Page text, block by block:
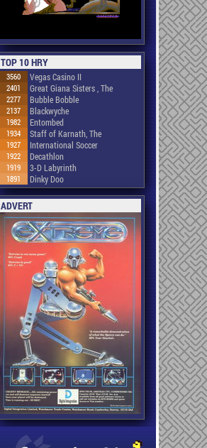
TOP 10 HRY
3560 Vegas Casino II
2401 Great Giana Sisters , The
2277 Bubble Bobble
2137 Blackwyche
1982 Entombed
1934 Staff of Karnath, The
1927 International Soccer
1922 Decathlon
1919 3-D Labyrinth
1891 Dinky Doo
ADVERT